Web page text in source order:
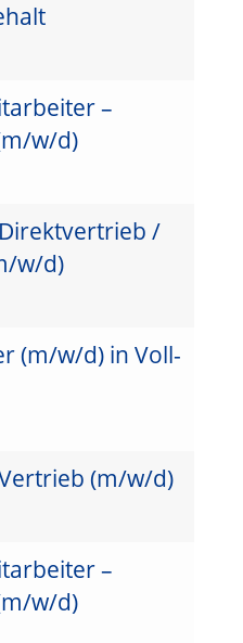
–
w/d)
/
w/d)
(m/w/d) in Voll-
(m/w/d)
–
w/d)